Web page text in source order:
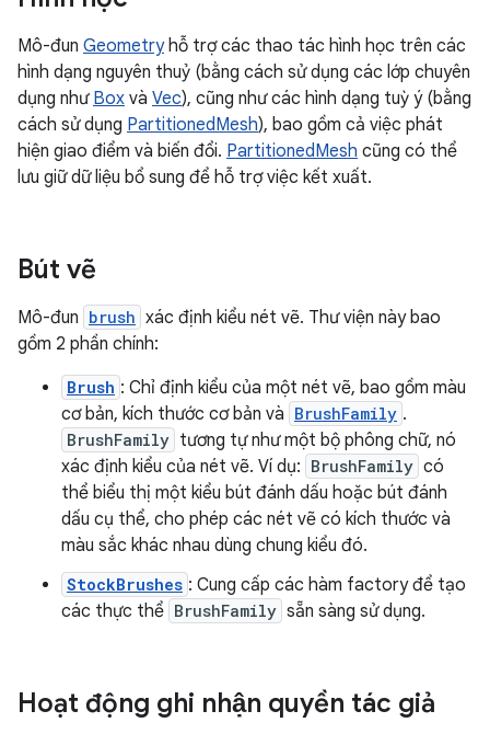
Mô-đun Geometryhỗ trợ các thao tác hình học trên các
hình dạng nguyên thuỷ (bằng cách sử dụng các lớp chuyên
dụng như Box và Vec), cũng như các hình dạng tuỳ ý (bằng
cách sử dụng PartitionedMesh), bao gồm cả việc phát
hiện giao điểm và biến đổi. PartitionedMesh cũng có thể
lưu giữ dữ liệu bổ sung để hỗ trợ việc kết xuất.
Bút vẽ
Mô-đun brush xác định kiểu nét vẽ. Thư viện này bao
gồm 2 phần chính:
Brush : Chỉ định kiểu của một nét vẽ, bao gồm màu
cơ bản, kích thước cơ bản và BrushFamily .
BrushFamily tương tự như một bộ phông chữ, nó
xác định kiểu của nét vẽ. Ví dụ: BrushFamily có
thể biểu thị một kiểu bút đánh dấu hoặc bút đánh
dấu cụ thể, cho phép các nét vẽ có kích thước và
màu sắc khác nhau dùng chung kiểu đó.
StockBrushes : Cung cấp các hàm factory để tạo
các thực thể BrushFamily sẵn sàng sử dụng.
Hoạt động ghi nhận quyền tác giả